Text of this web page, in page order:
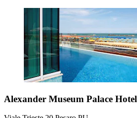
Alexander Museum Palace Hotel